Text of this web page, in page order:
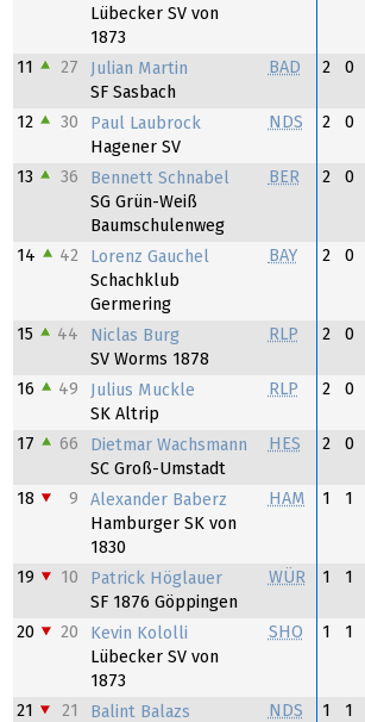
Lübecker SV von
1873
11 27
Julian Martin
SF Sasbach
BAD 2 0
12 30
Paul Laubrock
Hagener SV
NDS 2 0
13 36
Bennett Schnabel
SG Grün-Weiß
Baumschulenweg
BER 2 0
14 42
Lorenz Gauchel
Schachklub
Germering
BAY 2 0
15 44
Niclas Burg
SV Worms 1878
RLP 2 0
16 49
Julius Muckle
SK Altrip
RLP 2 0
17 66
Dietmar Wachsmann
SC Groß-Umstadt
HES 2 0
18 9
Alexander Baberz
Hamburger SK von
1830
HAM 1 1
19 10
Patrick Höglauer
SF 1876 Göppingen
WÜR 1 1
20 20
Kevin Kololli
Lübecker SV von
1873
SHO 1 1
21 21
Balint Balazs
NDS 1 1